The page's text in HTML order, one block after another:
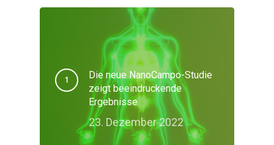
Die neue NanoCampo-Studie
zeigt beeindruckende
Ergebnisse
23. Dezember 2022